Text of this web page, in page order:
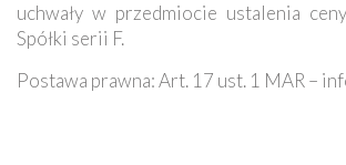
uchwały w przedmiocie ustalenia
Spółki serii F.
Postawa prawna: Art. 17 ust. 1 MAR –